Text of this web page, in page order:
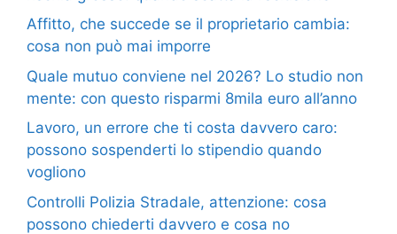
Affitto, che succede se il proprietario cambia:
cosa non può mai imporre
Quale mutuo conviene nel 2026? Lo studio non
mente: con questo risparmi 8mila euro all’anno
Lavoro, un errore che ti costa davvero caro:
possono sospenderti lo stipendio quando
vogliono
Controlli Polizia Stradale, attenzione: cosa
possono chiederti davvero e cosa no